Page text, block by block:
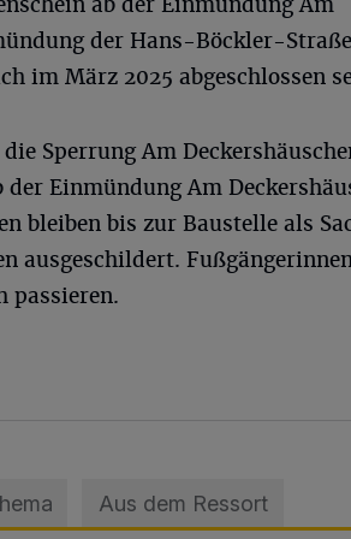
der Hans-Böckler-
im März 2025 abgeschlossen
Sperrung Am
der Einmündung Am
bleiben bis zur Baustelle als
ausgeschildert.
passieren.
Aus dem Ressort